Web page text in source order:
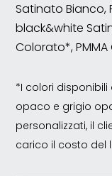
Satinato Bianco,
black&white
Colorato*,
*I colori
opaco e grigio
personalizzati, il
carico il costo del